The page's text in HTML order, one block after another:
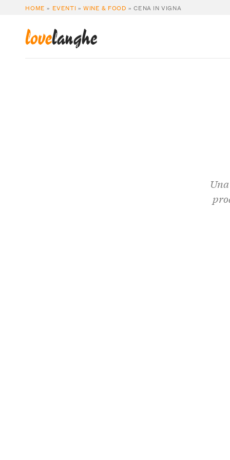
HOME » EVENTI »WINE & FOOD »CENA IN VIGNA
lovelanghe